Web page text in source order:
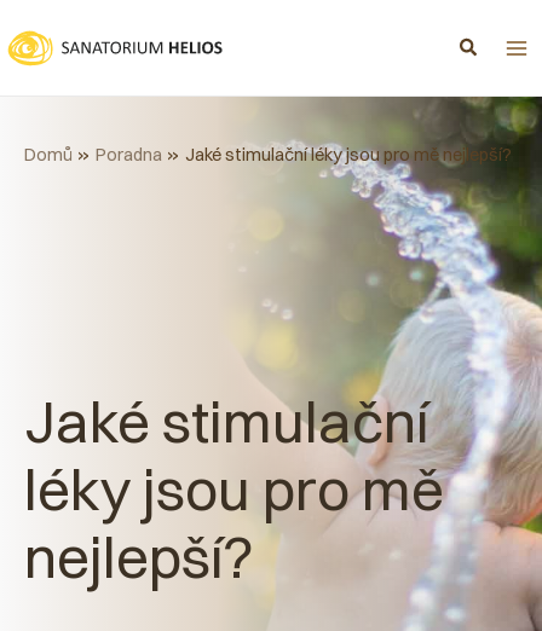
na
obsah
Jaké stimulační
léky jsou pro mě
nejlepší?
Domů Poradna Jaké stimulační léky jsou pro mě nejlepší?